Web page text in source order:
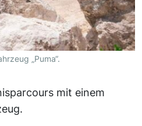
„Puma“.
mit einem